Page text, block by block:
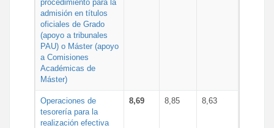
procedimiento para la
admisión en títulos
oficiales de Grado
(apoyo a tribunales
PAU) o Máster (apoyo
a Comisiones
Académicas de
Máster)
Operaciones de
tesorería para la
realización efectiva
8,69 8,85 8,63